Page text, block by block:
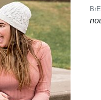
BrE